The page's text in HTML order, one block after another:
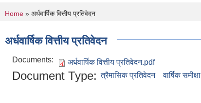
You are here
Home » अर्धवार्षिक वित्तीय प्रतिवेदन
अर्धवार्षिक वित्तीय प्रतिवेदन
Documents: अर्धवार्षिक वित्तीय प्रतिवेदन.pdf
Document Type: त्रैमासिक प्रतिवेदन वार्षिक समीक्षा